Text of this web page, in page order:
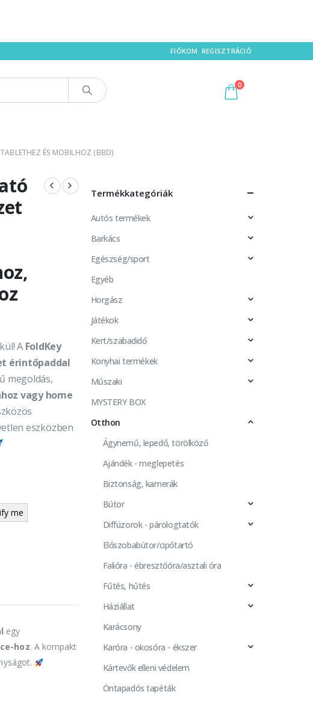
FIÓKOM REGISZTRÁCIÓ
0
ÉS MOBILHOZ (BBD)
A FoldKey
érintőpaddal
megoldás,
vagy home
eszközben
me
egy
hoz. A kompakt
Termékkategóriák
Autós termékek
Barkács
Egészség/sport
Egyéb
Horgász
Játékok
Kert/szabadidő
Konyhai termékek
Műszaki
MYSTERY BOX
Otthon
Ágynemű, lepedő, törölköző
Ajándék - meglepetés
Biztonság, kamerák
Bútor
Diffúzorok - párologtatók
Előszobabútor/cipőtartó
Falióra - ébresztőóra/asztali óra
Fűtés, hűtés
Háziállat
Karácsony
Karóra - okosóra - ékszer
Kártevők elleni védelem
Öntapadós tapéták